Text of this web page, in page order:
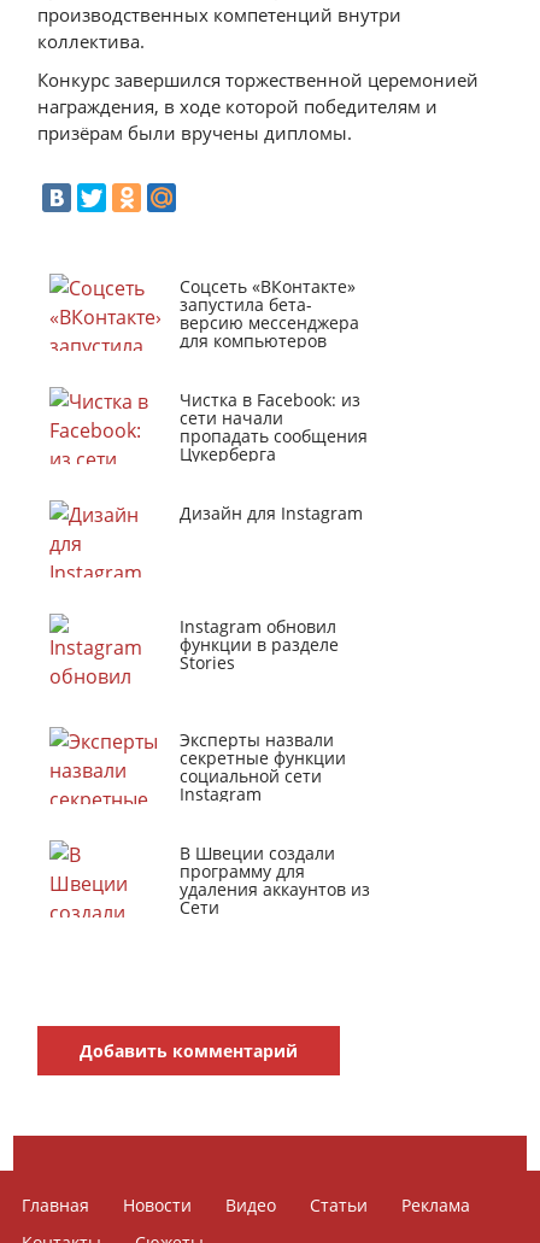
производственных компетенций внутри
коллектива.
Конкурс завершился торжественной церемонией
награждения, в ходе которой победителям и
призёрам были вручены дипломы.
Соцсеть «ВКонтакте»
запустила бета-
версию мессенджера
для компьютеров
Чистка в Facebook: из
сети начали
пропадать сообщения
Цукерберга
Дизайн для Instagram
Instagram обновил
функции в разделе
Stories
Эксперты назвали
секретные функции
социальной сети
Instagram
В Швеции создали
программу для
удаления аккаунтов из
Сети
Добавить комментарий
Главная Новости Видео Статьи
Реклама